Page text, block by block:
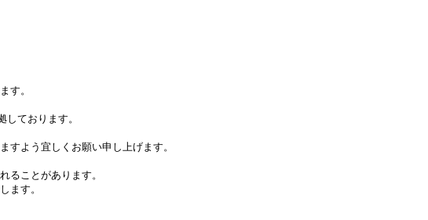
す。
ております。
よう宜しくお願い申し上げます。
ことがあります。
す。